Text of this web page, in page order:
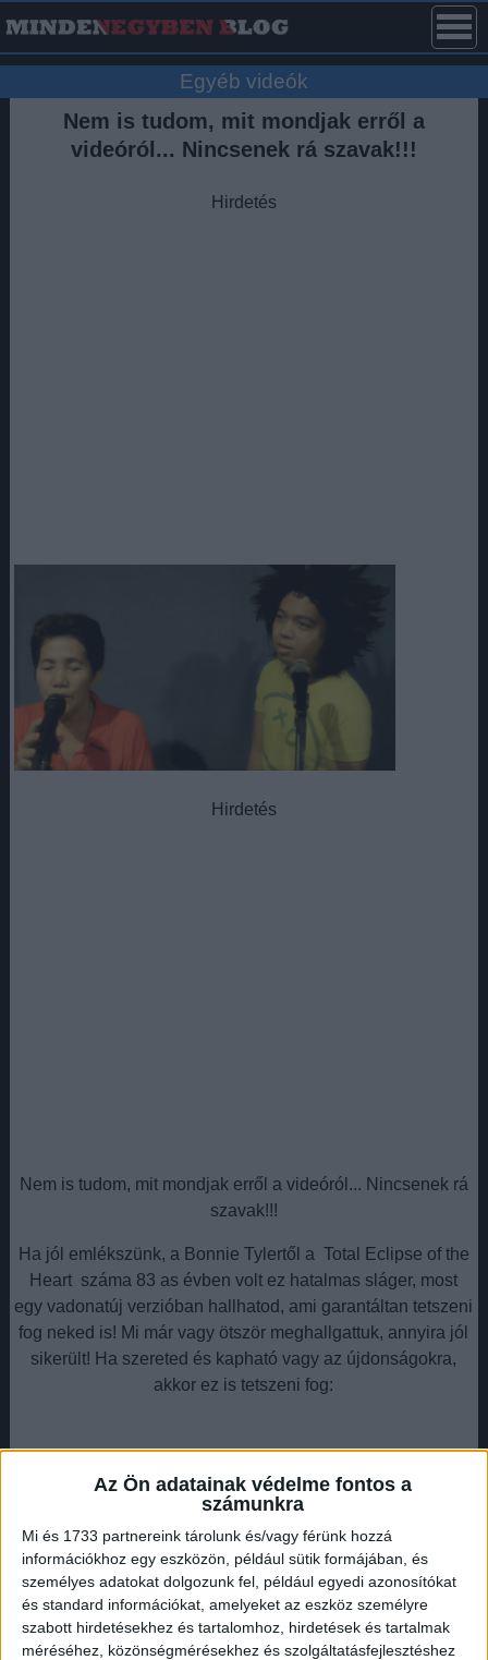
Az Ön adatainak védelme fontos a
számunkra
Mi és 1733 partnereink tárolunk és/vagy férünk hozzá
információkhoz egy eszközön, például sütik formájában, és
személyes adatokat dolgozunk fel, például egyedi azonosítókat
és standard információkat, amelyeket az eszköz személyre
szabott hirdetésekhez és tartalomhoz, hirdetések és tartalmak
méréséhez, közönségmérésekhez és szolgáltatásfejlesztéshez
Egyéb videók
Nem is tudom, mit mondjak erről a
videóról... Nincsenek rá szavak!!!
Hirdetés
Hirdetés
Nem is tudom, mit mondjak erről a videóról... Nincsenek rá
szavak!!!
Ha jól emlékszünk, a Bonnie Tylertől a Total Eclipse of the
Heart száma 83 as évben volt ez hatalmas sláger, most
egy vadonatúj verzióban hallhatod, ami garantáltan tetszeni
fog neked is! Mi már vagy ötször meghallgattuk, annyira jól
sikerült! Ha szereted és kapható vagy az újdonságokra,
akkor ez is tetszeni fog: